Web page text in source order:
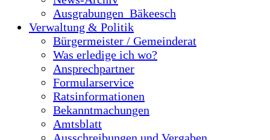
Ausgrabungen_Bäkeesch
Verwaltung & Politik
Bürgermeister / Gemeinderat
Was erledige ich wo?
Ansprechpartner
Formularservice
Ratsinformationen
Bekanntmachungen
Amtsblatt